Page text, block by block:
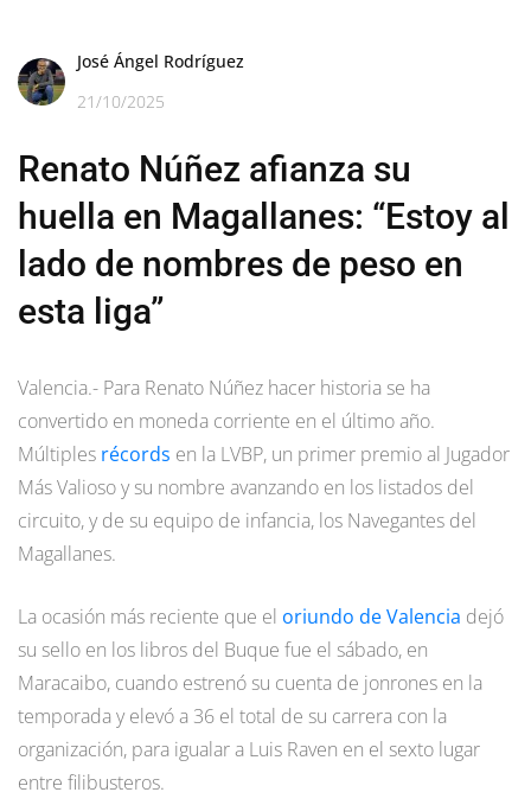
José Ángel Rodríguez
21/10/2025
Renato Núñez afianza su
huella en Magallanes: “Estoy al
lado de nombres de peso en
esta liga”
Valencia.- Para Renato Núñez hacer historia se ha
convertido en moneda corriente en el último año.
Múltiples récords en la LVBP, un primer premio al Jugador
Más Valioso y su nombre avanzando en los listados del
circuito, y de su equipo de infancia, los Navegantes del
Magallanes.
La ocasión más reciente que el oriundo de Valencia dejó
su sello en los libros del Buque fue el sábado, en
Maracaibo, cuando estrenó su cuenta de jonrones en la
temporada y elevó a 36 el total de su carrera con la
organización, para igualar a Luis Raven en el sexto lugar
entre filibusteros.